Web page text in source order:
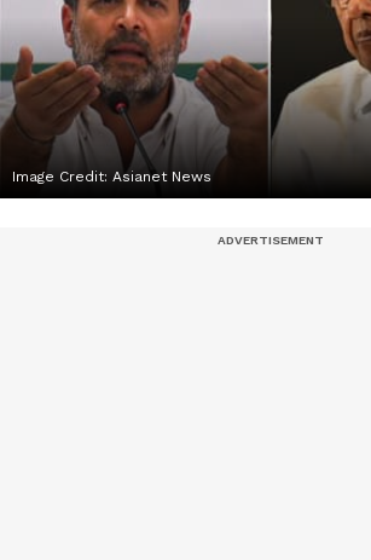
Image Credit: Asianet News